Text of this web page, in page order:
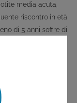
media acuta,
riscontro in età
di 5 anni soffre di
ad ......